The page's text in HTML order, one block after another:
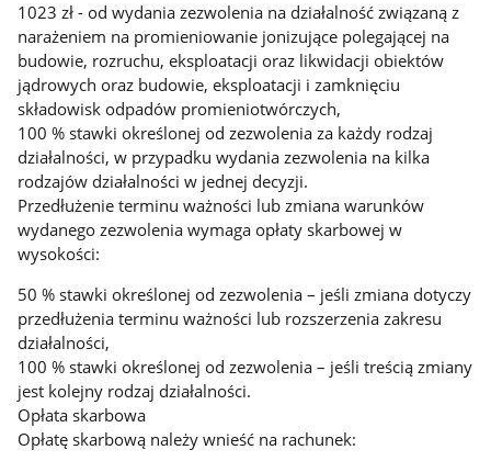
1023 zł - od wydania zezwolenia na działalność związaną z
narażeniem na promieniowanie jonizujące polegającej na
budowie, rozruchu, eksploatacji oraz likwidacji obiektów
jądrowych oraz budowie, eksploatacji i zamknięciu
składowisk odpadów promieniotwórczych,
100 % stawki określonej od zezwolenia za każdy rodzaj
działalności, w przypadku wydania zezwolenia na kilka
rodzajów działalności w jednej decyzji.
Przedłużenie terminu ważności lub zmiana warunków
wydanego zezwolenia wymaga opłaty skarbowej w
wysokości:
50 % stawki określonej od zezwolenia – jeśli zmiana dotyczy
przedłużenia terminu ważności lub rozszerzenia zakresu
działalności,
100 % stawki określonej od zezwolenia – jeśli treścią zmiany
jest kolejny rodzaj działalności.
Opłata skarbowa
Opłatę skarbową należy wnieść na rachunek: